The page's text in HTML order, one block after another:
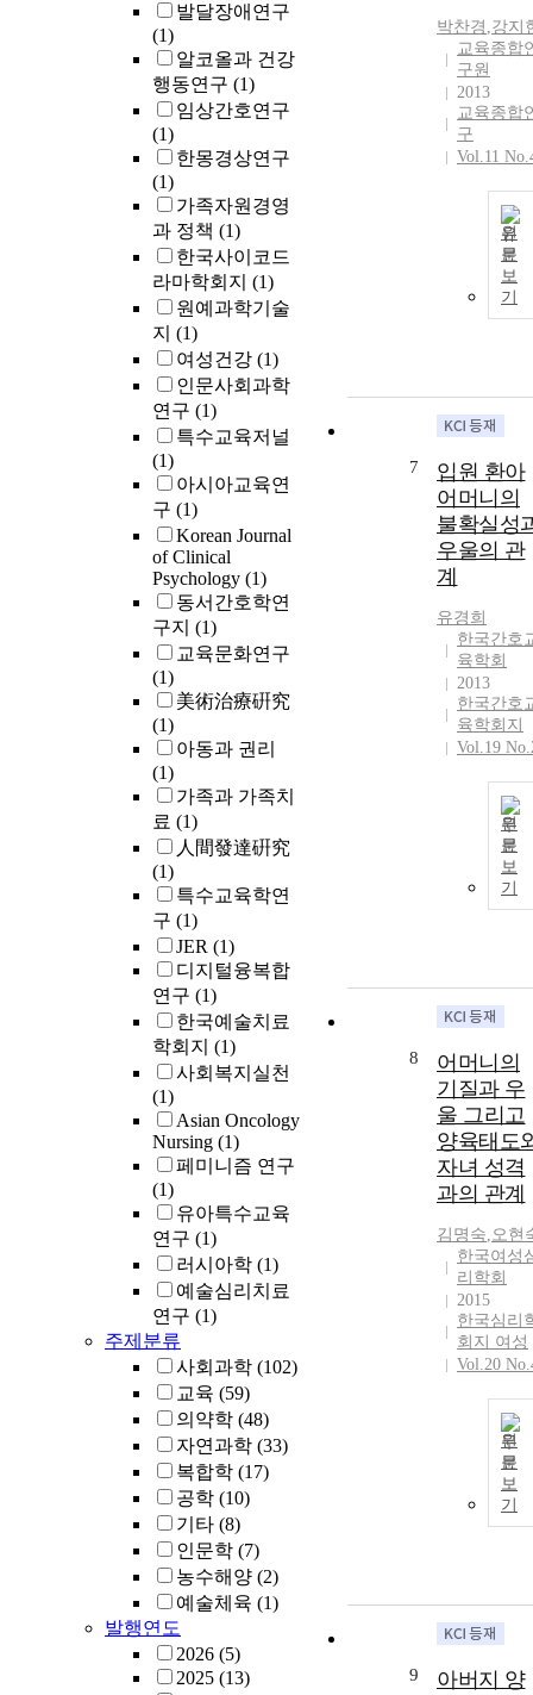
발달장애연구
(1)
알코올과 건강
행동연구 (1)
임상간호연구
(1)
한몽경상연구
(1)
가족자원경영
과 정책 (1)
한국사이코드
라마학회지 (1)
원예과학기술
지 (1)
여성건강 (1)
인문사회과학
연구 (1)
특수교육저널
(1)
아시아교육연
구 (1)
Korean Journal
of Clinical
Psychology (1)
동서간호학연
구지 (1)
교육문화연구
(1)
美術治療硏究
(1)
아동과 권리
(1)
가족과 가족치
료 (1)
人間發達硏究
(1)
특수교육학연
구 (1)
JER (1)
디지털융복합
연구 (1)
한국예술치료
학회지 (1)
사회복지실천
(1)
Asian Oncology
Nursing (1)
페미니즘 연구
(1)
유아특수교육
연구 (1)
러시아학 (1)
예술심리치료
연구 (1)
주제분류
사회과학 (102)
교육 (59)
의약학 (48)
자연과학 (33)
복합학 (17)
공학 (10)
기타 (8)
인문학 (7)
농수해양 (2)
예술체육 (1)
발행연도
2026 (5)
2025 (13)
박찬경 ,강지
교육종합
구원
2013
교육종합
구
Vol.11
원
문
보
기
7
입원 환아
어머니의
불확실성
우울의 관
계
유경희
한국간호
육학회
2013
한국간호
육학회지
Vol.19
원
문
보
기
8
어머니의
기질과 우
울 그리고
양육태도
자녀 성격
과의 관계
김명숙,오현
한국여성
리학회
2015
한국심리
회지 여성
Vol.20
원
문
보
기
9
아버지 양